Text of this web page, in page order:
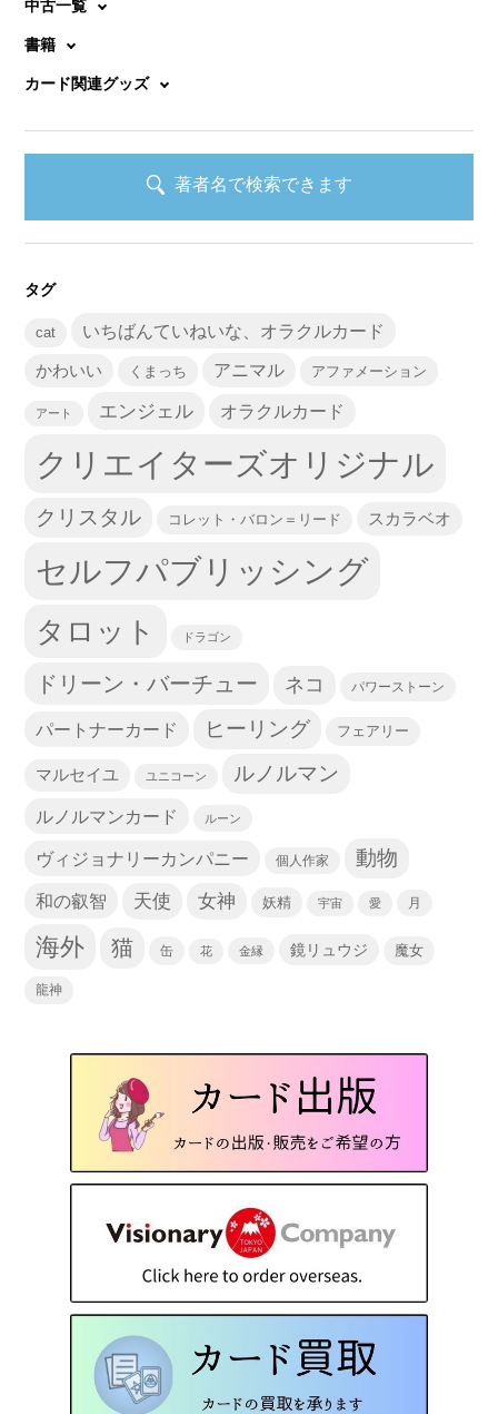
中古一覧
書籍
カード関連グッズ
著者名で検索できます
タグ
cat いちばんていねいな、オラクルカード
かわいい くまっち アニマル アファメーション
アート エンジェル オラクルカード
クリエイターズオリジナル
クリスタル コレット・バロン＝リード スカラベオ
セルフパブリッシング
タロット ドラゴン
ドリーン・バーチュー ネコ パワーストーン
パートナーカード ヒーリング フェアリー
マルセイユ ユニコーン ルノルマン
ルノルマンカード ルーン
ヴィジョナリーカンパニー 個人作家 動物
和の叡智 天使 女神 妖精 宇宙 愛 月
海外 猫 缶 花 金縁 鏡リュウジ 魔女
龍神